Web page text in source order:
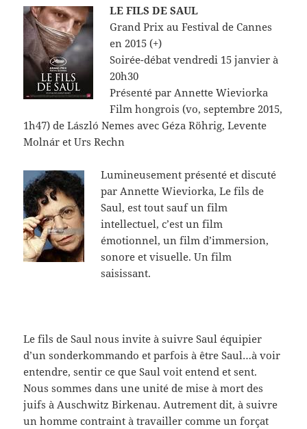
LE FILS DE SAUL
Grand Prix au Festival de Cannes
en 2015 (+)
Soirée-débat vendredi 15 janvier à
20h30
Présenté par Annette Wieviorka
Film hongrois (vo, septembre 2015,
1h47) de László Nemes avec Géza Röhrig, Levente
Molnár et Urs Rechn
Lumineusement présenté et discuté
par Annette Wieviorka, Le fils de
Saul, est tout sauf un film
intellectuel, c’est un film
émotionnel, un film d’immersion,
sonore et visuelle. Un film
saisissant.
Le fils de Saul nous invite à suivre Saul équipier
d’un sonderkommando et parfois à être Saul…à voir
entendre, sentir ce que Saul voit entend et sent.
Nous sommes dans une unité de mise à mort des
juifs à Auschwitz Birkenau. Autrement dit, à suivre
un homme contraint à travailler comme un forçat